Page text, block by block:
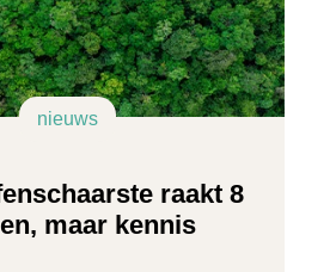
nieuws
raakt 8
maar kennis